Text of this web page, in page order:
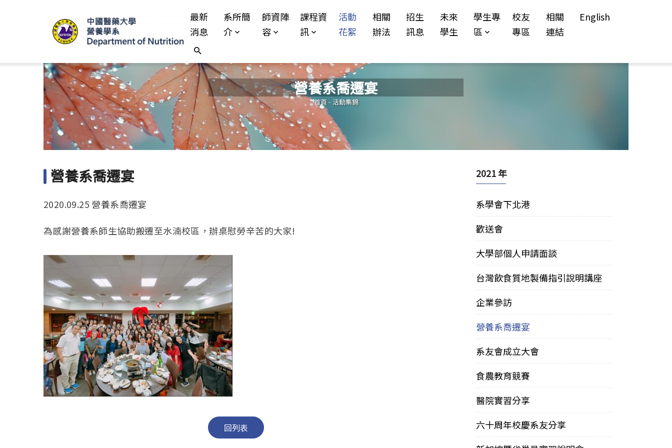
最新
消息
系所簡
介
師資陣
容
課程資
訊
活動
花絮
相關
辦法
招生
訊息
未來
學生
學生專
區
校友
專區
相關
連結
English
營養系喬遷宴
您在這裡
首頁- 活動集錦
營養系喬遷宴
2020.09.25 營養系喬遷宴
為感謝營養系師生協助搬遷至水湳校區，辦桌慰勞辛苦的大家!
回列表
2021 年
系學會下北港
歡送會
大學部個人申請面談
台灣飲食質地製備指引說明講座
企業參訪
營養系喬遷宴
系友會成立大會
食農教育競賽
醫院實習分享
六十周年校慶系友分享